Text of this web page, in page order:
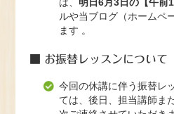
は、 明日6月3日の【午前
ルや当ブログ（ホームペ
ます 。
■ お振替レッスンについて
今回の休講に伴う振替レ
ては、後日、担当講師ま